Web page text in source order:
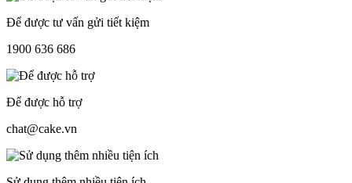
Để được tư vấn gửi tiết kiệm
1900 636 686
Để được hỗ trợ
chat@cake.vn